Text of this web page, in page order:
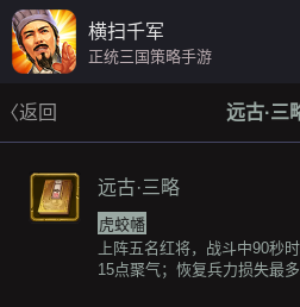
横扫千军
正统三国策略手游
〈返回 远古·三
远古·三略
虎蛟幡
上阵五名红将，战斗中90秒
15点聚气；恢复兵力损失最